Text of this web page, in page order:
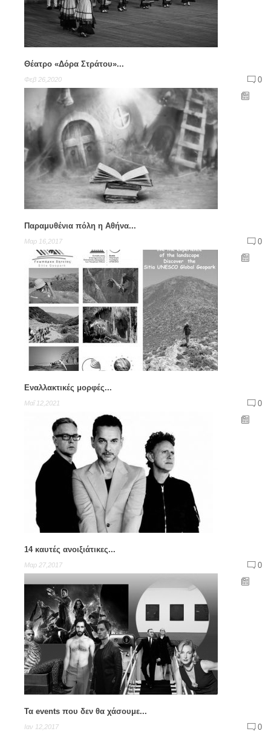
Θέατρο «Δόρα Στράτου»...
Φεβ 26,2020 0
Παραμυθένια πόλη η Αθήνα...
Μαρ 16,2017 0
Εναλλακτικές μορφές...
Μαΐ 12,2021 0
14 καυτές ανοιξιάτικες...
Μαρ 27,2017 0
Τα events που δεν θα χάσουμε...
Ιαν 12,2017 0